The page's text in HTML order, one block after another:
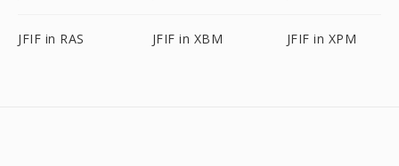
JFIF in RAS JFIF in XBM JFIF in XPM